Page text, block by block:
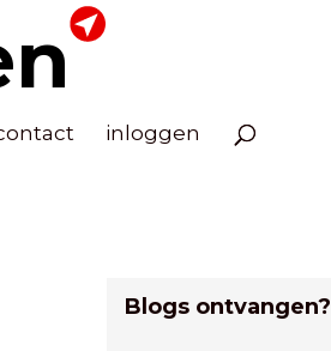
inloggen
Blogs ontvangen?